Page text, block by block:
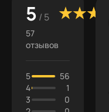
5 / 5
57
отзывов
5
56
4
1
3
0